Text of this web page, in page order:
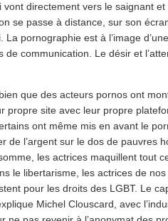
directement vers le saignant
se passe à distance, sur son
La pornographie est à l’image
de communication. Le désir et
que des acteurs pornos ont
propre site avec leur propre
ont même mis en avant le
de l’argent sur le dos de pauvres
les actrices maquillent tout
le libertarisme, les actrices de
pour les droits des LGBT. Le
Michel Clouscard, avec